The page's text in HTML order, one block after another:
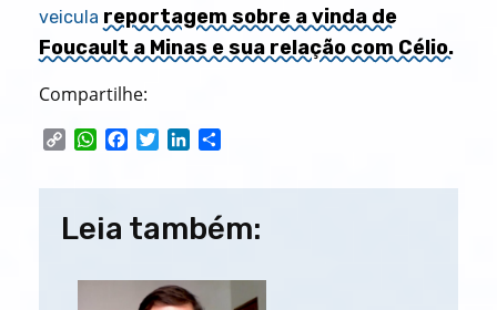
veicula reportagem sobre a vinda de
Foucault a Minas e sua relação com Célio.
Compartilhe:
C
p
W
a
s
c
b
T
i
t
n
e
n
a
e
de
Post
Leia também: